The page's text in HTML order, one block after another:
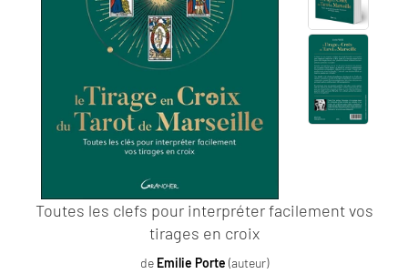
Toutes les clefs pour interpréter facilement vos
tirages en croix
de Emilie Porte (auteur)